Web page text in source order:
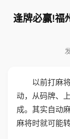
逢牌必赢!福
以前打麻
动，从码牌、
成。其实自动
麻将时就可能